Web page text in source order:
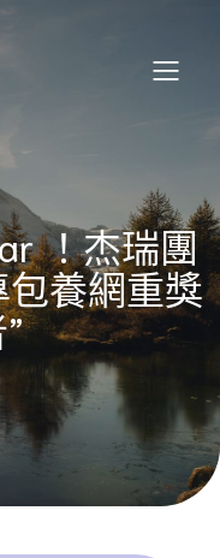
！杰瑞團
養網重獎